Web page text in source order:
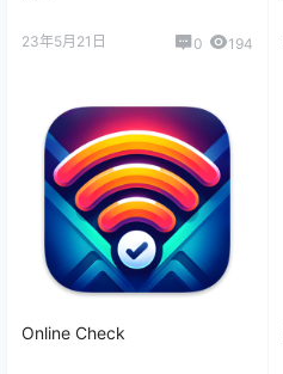
23年5月21日 0 194
Online Check